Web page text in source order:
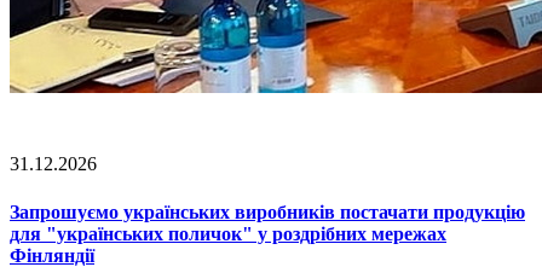
31.12.2026
Запрошуємо українських виробників постачати продукцію
для "українських поличок" у роздрібних мережах
Фінляндії